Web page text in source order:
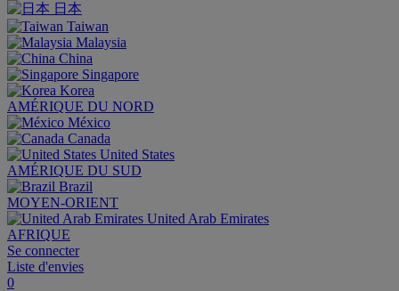
日本
Taiwan
Malaysia
China
Singapore
Korea
AMÉRIQUE DU NORD
México
Canada
United States
AMÉRIQUE DU SUD
Brazil
MOYEN-ORIENT
United Arab Emirates
AFRIQUE
Se connecter
Liste d'envies
0